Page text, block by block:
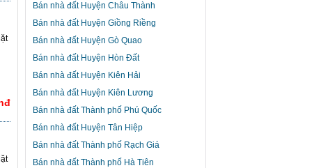
Bán nhà đất Huyện Châu Thành
Bán nhà đất Huyện Giồng Riềng
Bán nhà đất Huyện Gò Quao
Bán nhà đất Huyện Hòn Đất
Bán nhà đất Huyện Kiên Hải
Bán nhà đất Huyện Kiên Lương
Bán nhà đất Thành phố Phú Quốc
Bán nhà đất Huyện Tân Hiệp
Bán nhà đất Thành phố Rạch Giá
Bán nhà đất Thành phố Hà Tiên